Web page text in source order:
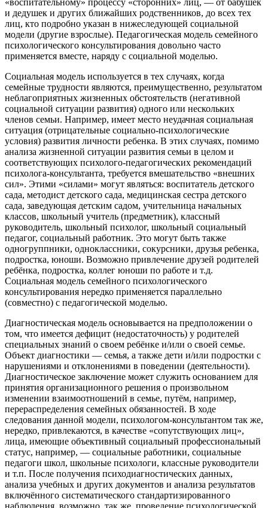
«воспитательному» процессу «сторонних» лиц, — от бабушек
и дедушек и других ближайших родственников, до всех тех
лиц, кто подробно указан в нижеследующей социальной
модели (другие взрослые). Педагогическая модель семейного
психологического консультирования довольно часто
применяется вместе, наряду с социальной моделью.
Социальная модель используется в тех случаях, когда
семейные трудности являются, преимущественно, результатом
неблагоприятных жизненных обстоятельств (негативной
социальной ситуации развития) одного или нескольких
членов семьи. Например, имеет место неудачная социальная
ситуация (отрицательные социально-психологические
условия) развития личности ребенка. В этих случаях, помимо
анализа жизненной ситуации развития семьи в целом и
соответствующих психолого-педагогических рекомендаций
психолога-консультанта, требуется вмешательство «внешних
сил». Этими «силами» могут являться: воспитатель детского
сада, методист детского сада, медицинская сестра детского
сада, заведующая детским садом, учительница начальных
классов, школьный учитель (предметник), классный
руководитель, школьный психолог, школьный социальный
педагог, социальный работник. Это могут быть также
одногруппники, одноклассники, сокурсники, друзья ребенка,
подростка, юноши. Возможно привлечение друзей родителей
ребёнка, подростка, коллег юноши по работе и т.д.
Социальная модель семейного психологического
консультирования нередко применяется параллельно
(совместно) с педагогической моделью.
Диагностическая модель основывается на предположении о
том, что имеется дефицит (недостаточность) у родителей
специальных знаний о своем ребёнке и/или о своей семье.
Объект диагностики — семья, а также дети и/или подростки с
нарушениями и отклонениями в поведении (деятельности).
Диагностическое заключение может служить основанием для
принятия организационного решения о произвольном
изменении взаимоотношений в семье, путём, например,
перераспределения семейных обязанностей. В ходе
следования данной модели, психологом-консультантом так же,
нередко, привлекаются, в качестве «сопутствующих лиц»,
лица, имеющие объективный социальный профессиональный
статус, например, — социальные работники, социальные
педагоги школ, школьные психологи, классные руководители
и т.п. После получения психодиагностических данных,
анализа учебных и других документов и анализа результатов
включённого систематического стандартизированного